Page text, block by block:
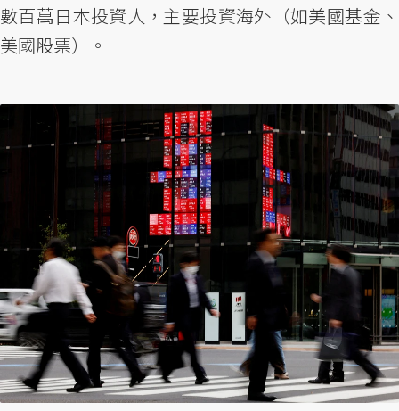
數百萬日本投資人，主要投資海外（如美國基金、
美國股票）。